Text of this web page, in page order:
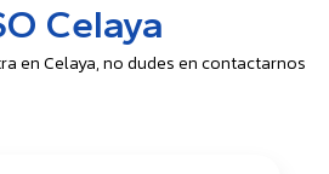
Celaya
en Celaya, no dudes en contactarnos